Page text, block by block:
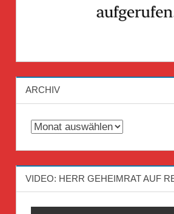
ARCHIV
Archiv
VIDEO: HERR GEHEIMRAT AUF